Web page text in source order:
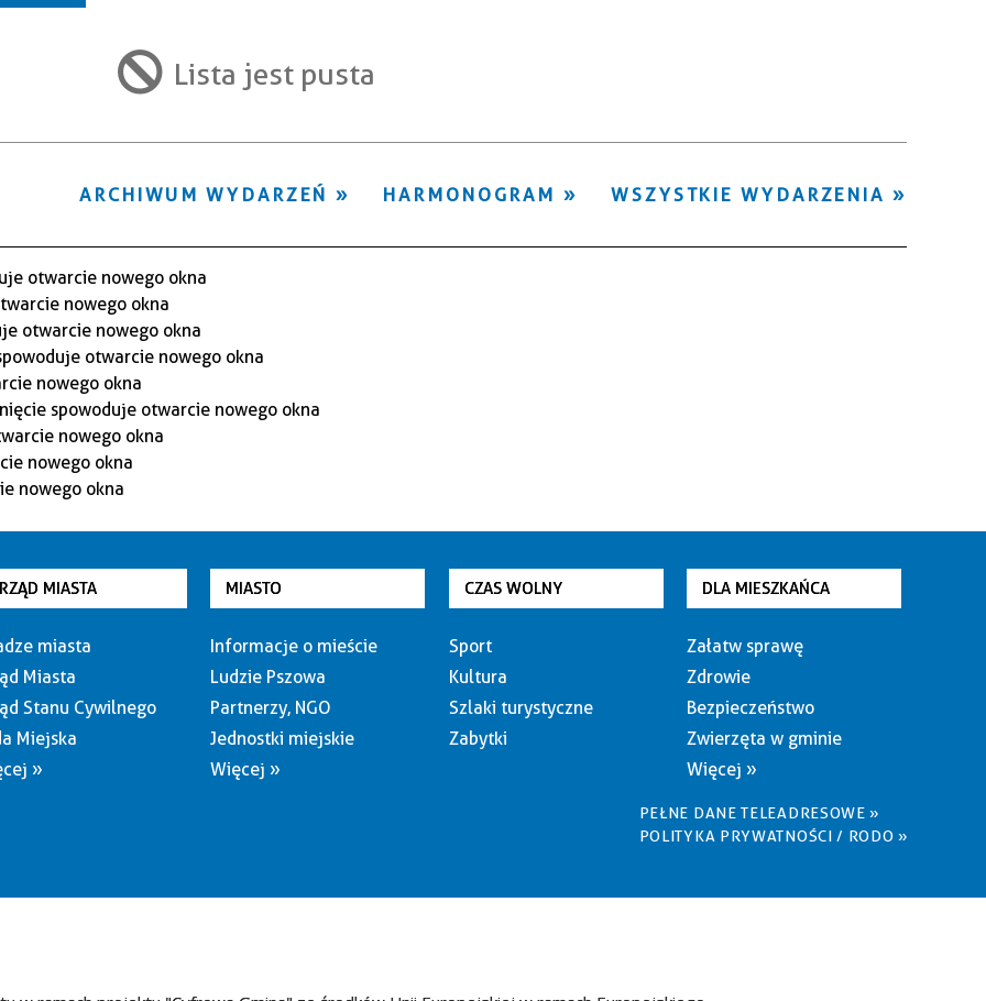
Miejsce
Lista jest pusta
WSZYSTKIE WYDARZENIA
HARMONOGRAM
ARCHIWUM WYDARZEŃ
MIASTA
miasta
Miasta
Stanu Cywilnego
Miejska
»
MIASTO
Informacje o mieście
Ludzie Pszowa
Partnerzy, NGO
Jednostki miejskie
Więcej »
CZAS WOLNY
Sport
Kultura
Szlaki turystyczne
Zabytki
DLA MIESZKAŃCA
Załatw sprawę
Zdrowie
Bezpieczeństwo
Zwierzęta w gminie
Więcej »
PEŁNE DANE TELEADRESOWE »
POLITYKA PRYWATNOŚCI / RODO »